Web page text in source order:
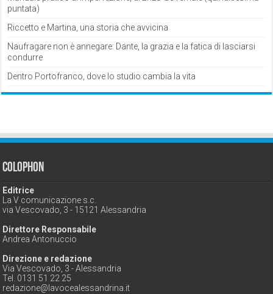
puntata)
Riccetto e Martina, una storia che avvicina
Naufragare non è annegare: Dante, la grazia e la fatica di lasciarsi
condurre
Dentro Portofranco, dove lo studio cambia la vita
Colophon
Editrice
La V comunicazione s.c.
via Vescovado, 3 - 15121 Alessandria
Direttore Responsabile
Andrea Antonuccio
Direzione e redazione
Via Vescovado, 3 - Alessandria
Tel. 0131 51 22 25
redazione@lavocealessandrina.it